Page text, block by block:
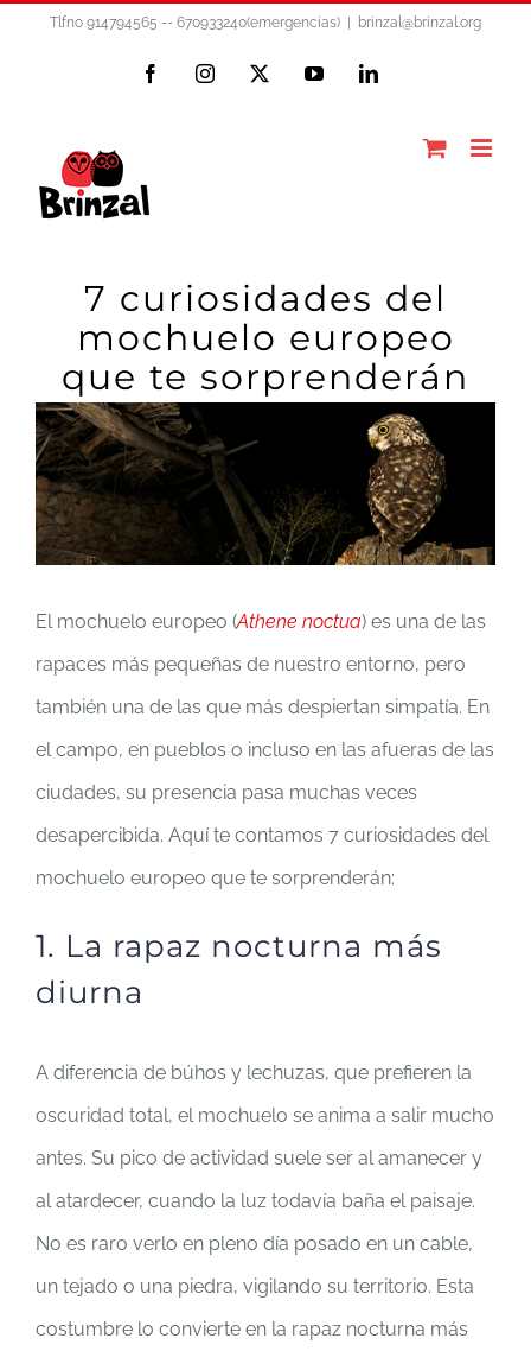
Tlfno 914794565 -- 670933240(emergencias) brinzal@brinzal.org
FacebookInstagram YouTubeLinkedIn
7 curiosidades del
mochuelo europeo
que te sorprenderán
Ver
imagen
más
grande
El mochuelo europeo (Athene noctua) es una de las
rapaces más pequeñas de nuestro entorno, pero
también una de las que más despiertan simpatía. En
el campo, en pueblos o incluso en las afueras de las
ciudades, su presencia pasa muchas veces
desapercibida. Aquí te contamos 7 curiosidades del
mochuelo europeo que te sorprenderán:
1. La rapaz nocturna más
diurna
A diferencia de búhos y lechuzas, que prefieren la
oscuridad total, el mochuelo se anima a salir mucho
antes. Su pico de actividad suele ser al amanecer y
al atardecer, cuando la luz todavía baña el paisaje.
No es raro verlo en pleno día posado en un cable,
un tejado o una piedra, vigilando su territorio. Esta
costumbre lo convierte en la rapaz nocturna más